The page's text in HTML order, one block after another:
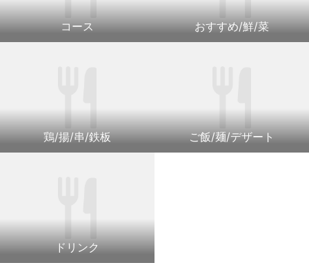
コース おすすめ/鮮/菜
鶏/揚/串/鉄板 ご飯/麺/デザート
ドリンク